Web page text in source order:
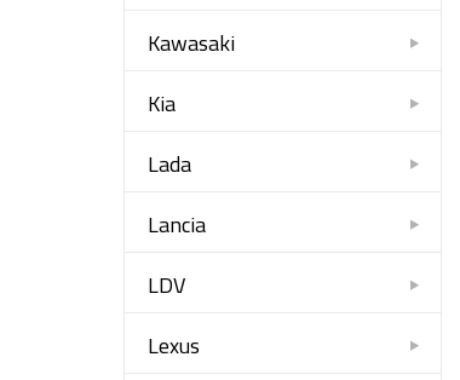
Kawasaki
Kia
Lada
Lancia
LDV
Lexus